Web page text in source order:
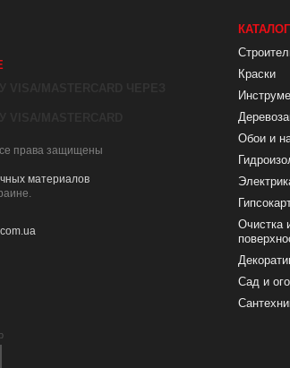
права защищены
материалов
КАТАЛОГ
Краски
Обои и
Очистка
Сад и